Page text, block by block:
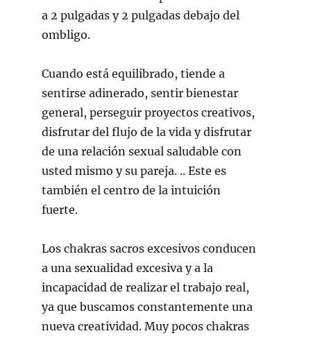
a 2 pulgadas y 2 pulgadas debajo del
ombligo.
Cuando está equilibrado, tiende a
sentirse adinerado, sentir bienestar
general, perseguir proyectos creativos,
disfrutar del flujo de la vida y disfrutar
de una relación sexual saludable con
usted mismo y su pareja. .. Este es
también el centro de la intuición
fuerte.
Los chakras sacros excesivos conducen
a una sexualidad excesiva y a la
incapacidad de realizar el trabajo real,
ya que buscamos constantemente una
nueva creatividad. Muy pocos chakras